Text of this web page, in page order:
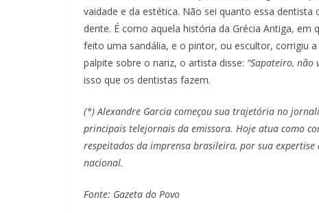
vaidade e da estética. Não sei quanto essa
dente. É como aquela história da Grécia Antiga,
feito uma sandália, e o pintor, ou escultor, corrigiu
palpite sobre o nariz, o artista disse: “Sapateiro, não
isso que os dentistas fazem.
(*) Alexandre Garcia começou sua trajetória no
principais telejornais da emissora. Hoje atua como
respeitados da imprensa brasileira, por sua
nacional.
Fonte: Gazeta do Povo